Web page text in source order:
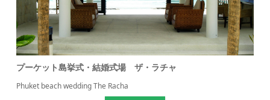
プーケット島挙式・結婚式場 ザ・ラチャ
Phuket beach wedding The Racha